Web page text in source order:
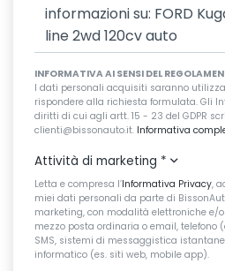
INFORMATIVA AI SENSI DEL
I dati personali acquisiti saranno
rispondere alla richiesta formulata. Gli
diritti di cui agli artt. 15 - 23 del GDPR
clienti@bissonauto.it. Informativa
Attività di marketing *
Letta e compresa l’Informativa Privacy,
miei dati personali da parte di
marketing, con modalità elettroniche e/
mezzo posta ordinaria o email, telefono
SMS, sistemi di messaggistica
informatico (es. siti web, mobile app).